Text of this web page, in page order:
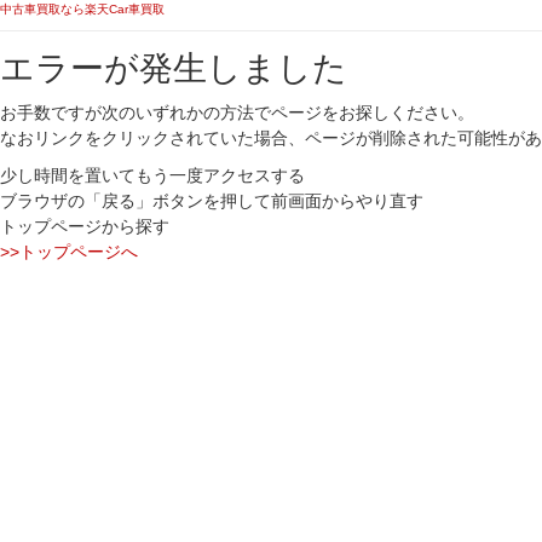
中古車買取なら楽天Car車買取
エラーが発生しました
お手数ですが次のいずれかの方法でページをお探しください。
なおリンクをクリックされていた場合、ページが削除された可能性が
少し時間を置いてもう一度アクセスする
ブラウザの「戻る」ボタンを押して前画面からやり直す
トップページから探す
>>トップページへ